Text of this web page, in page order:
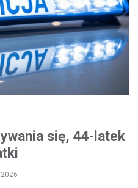
się, 44-latek